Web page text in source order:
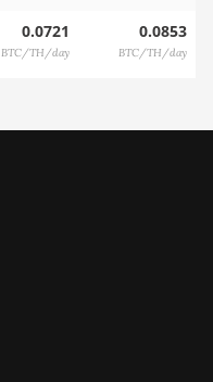
0.0721
BTC/TH/day
0.0853
BTC/TH/day